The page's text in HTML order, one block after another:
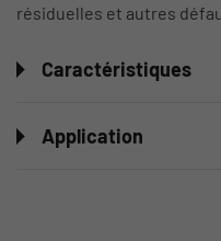
résiduelles et autres
Caractéristiques
Application